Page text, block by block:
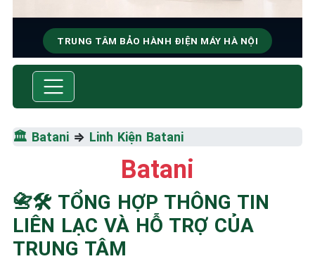
TRUNG TÂM BẢO HÀNH ĐIỆN MÁY HÀ NỘI
SỬA CHỮA & BẢO HÀNH
Thiểu
☎️ 09.86.85.89.22
🏛️ Batani ⇒ Linh Kiện Batani
Batani
📇🛠️ TỔNG HỢP THÔNG TIN
LIÊN LẠC VÀ HỖ TRỢ CỦA
TRUNG TÂM